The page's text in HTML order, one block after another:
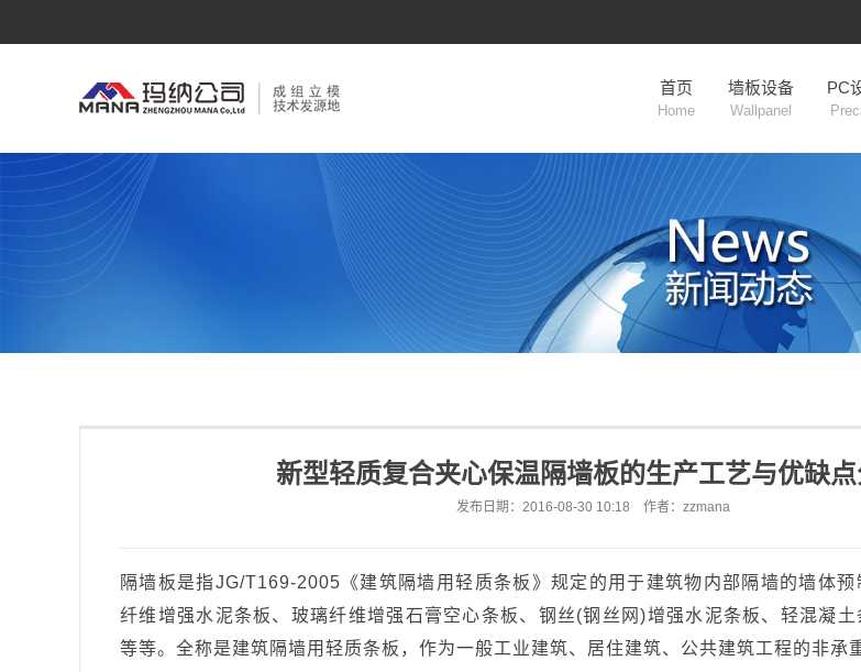
首页
Home
墙板设备
Wallpanel
PC
新型轻质复合夹心保温隔墙板的生产工艺与优缺
发布日期：2016-08-30 10:18 作者：zzmana
隔墙板是指JG/T169-2005《建筑隔墙用轻质条板》规定的用于建筑物内部隔墙的墙体
纤维增强水泥条板、玻璃纤维增强石膏空心条板、钢丝(钢丝网)增强水泥条板、轻混凝
等等。全称是建筑隔墙用轻质条板，作为一般工业建筑、居住建筑、公共建筑工程的非承